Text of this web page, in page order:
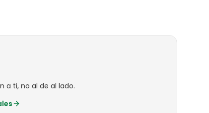
a ti, no al de al lado.